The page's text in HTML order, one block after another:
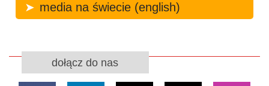
media na świecie (english)
dołącz do nas